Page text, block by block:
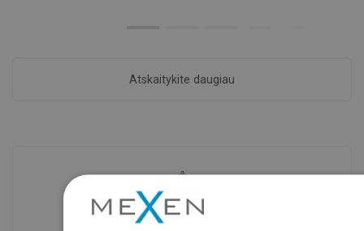
Atskaitykite daugiau
Prekių prieinamumas
Mūsų produktai jūsų laukia moderniame